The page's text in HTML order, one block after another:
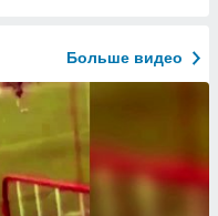
Больше видео